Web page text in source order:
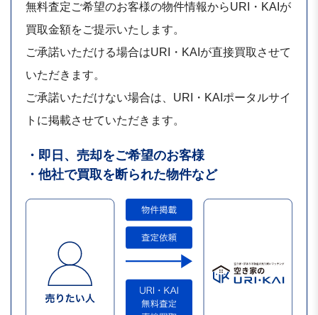
無料査定ご希望のお客様の物件情報からURI・KAIが
買取金額をご提示いたします。
ご承諾いただける場合はURI・KAIが直接買取させて
いただきます。
ご承諾いただけない場合は、URI・KAIポータルサイ
トに掲載させていただきます。
・即日、売却をご希望のお客様
・他社で買取を断られた物件など